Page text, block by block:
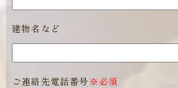
建物名など
ご連絡先電話番号 ※必須